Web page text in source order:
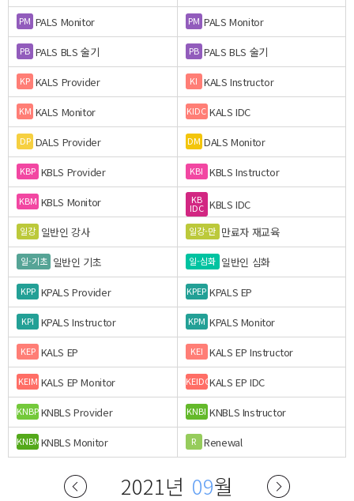
PM PALS Monitor PM PALS Monitor
PB PALS BLS 술기 PB PALS BLS 술기
KP KALS Provider KI KALS Instructor
KM KALS Monitor KIDC KALS IDC
DP DALS Provider DM DALS Monitor
KBP KBLS Provider KBI KBLS Instructor
KBM KBLS Monitor KB
IDC KBLS IDC
일강 일반인 강사 일강-만 만료자 재교육
일-기초 일반인 기초 일-심화 일반인 심화
KPP KPALS Provider KPEP KPALS EP
KPI KPALS Instructor KPM KPALS Monitor
KEP KALS EP KEI KALS EP Instructor
KEIM KALS EP Monitor KEIDCKALS EP IDC
KNBPKNBLS Provider KNBI KNBLS Instructor
KNBMKNBLS Monitor R Renewal
2021년 09월